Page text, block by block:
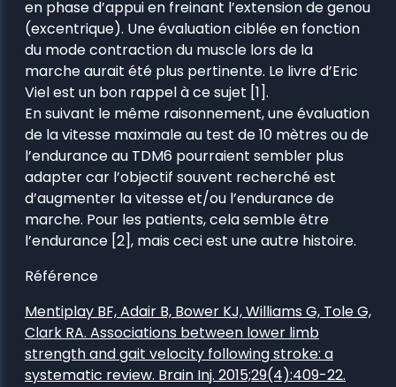
en phase d’appui en freinant l’extension de genou
(excentrique). Une évaluation ciblée en fonction
du mode contraction du muscle lors de la
marche aurait été plus pertinente. Le livre d’Eric
Viel est un bon rappel à ce sujet [1].
En suivant le même raisonnement, une évaluation
de la vitesse maximale au test de 10 mètres ou de
l’endurance au TDM6 pourraient sembler plus
adapter car l’objectif souvent recherché est
d’augmenter la vitesse et/ou l’endurance de
marche. Pour les patients, cela semble être
l’endurance [2], mais ceci est une autre histoire.
Référence
Mentiplay BF, Adair B, Bower KJ, Williams G, Tole G,
Clark RA. Associations between lower limb
strength and gait velocity following stroke: a
systematic review. Brain Inj. 2015;29(4):409-22.